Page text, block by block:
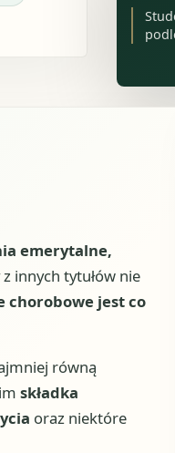
emerytalne,
innych tytułów nie
chorobowe jest co
równą
składka
oraz niektóre